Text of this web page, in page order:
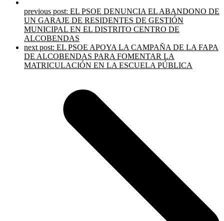
previous post: EL PSOE DENUNCIA EL ABANDONO DE
UN GARAJE DE RESIDENTES DE GESTIÓN
MUNICIPAL EN EL DISTRITO CENTRO DE
ALCOBENDAS
next post: EL PSOE APOYA LA CAMPAÑA DE LA FAPA
DE ALCOBENDAS PARA FOMENTAR LA
MATRICULACIÓN EN LA ESCUELA PÚBLICA